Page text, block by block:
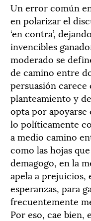
Un error común
en polarizar el
‘en contra’,
invencibles
moderado se
de camino entre
persuasión
planteamiento y
opta por apoyarse
lo políticamente
a medio camino
como las hojas
demagogo, en la
apela a prejuicios,
esperanzas, para
frecuentemente
Por eso, cae bien,